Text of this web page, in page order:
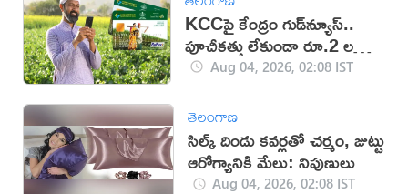
KCCపై కేంద్రం గుడ్‌న్యూస్..
పూచీకత్తు లేకుండా రూ.2 లక్షల
వరకు రుణం
Aug 04, 2026, 02:08 IST
తెలంగాణ
సిల్క్ దిండు కవర్లతో చర్మం, జుట్టు
ఆరోగ్యానికి మేలు: నిపుణులు
Aug 04, 2026, 02:08 IST